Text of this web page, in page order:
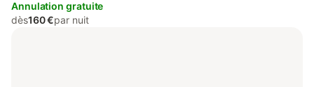
Annulation gratuite
dès160 €par nuit